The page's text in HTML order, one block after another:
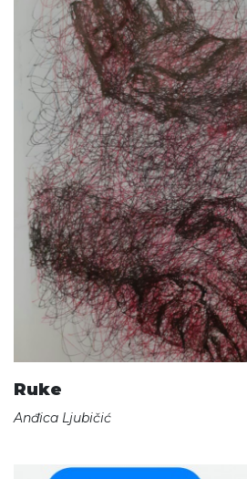
Ruke
Anđica Ljubičić